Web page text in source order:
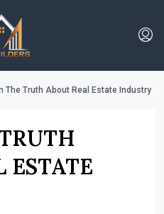
The Truth About Real Estate Industry
ESTATE